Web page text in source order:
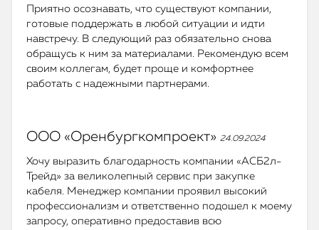
Приятно осознавать, что существуют компании,
готовые поддержать в любой ситуации и идти
навстречу. В следующий раз обязательно снова
обращусь к ним за материалами. Рекомендую всем
своим коллегам, будет проще и комфортнее
работать с надежными партнерами.
ООО «Оренбургкомпроект» 24.09.2024
Хочу выразить благодарность компании «АСБ2л-
Трейд» за великолепный сервис при закупке
кабеля. Менеджер компании проявил высокий
профессионализм и ответственно подошел к моему
запросу, оперативно предоставив всю